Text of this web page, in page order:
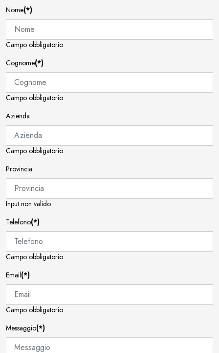
Nome(*)
Campo obbligatorio
Cognome(*)
Campo obbligatorio
Azienda
Campo obbligatorio
Provincia
Input non valido
Telefono(*)
Campo obbligatorio
Email(*)
Campo obbligatorio
Messaggio(*)